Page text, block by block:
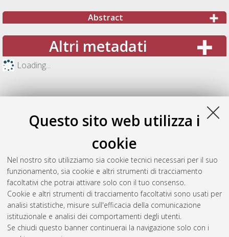
Questo sito web utilizza i
cookie
Nel nostro sito utilizziamo sia cookie tecnici necessari per il suo
funzionamento, sia cookie e altri strumenti di tracciamento
facoltativi che potrai attivare solo con il tuo consenso.
Cookie e altri strumenti di tracciamento facoltativi sono usati per
analisi statistiche, misure sull'efficacia della comunicazione
istituzionale e analisi dei comportamenti degli utenti.
Se chiudi questo banner continuerai la navigazione solo con i
Abstract
Altri metadati
Loading...
Gestione del documento: